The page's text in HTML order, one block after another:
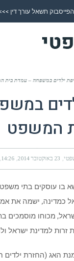
תשאל עורך דין
ילדים במשפחה – עמדת בית
המשפט
23 באוקטובר 2014 14:26
בו עוסקים בתי
כמדינה, ישמה את
מכוחו מוסמכים
זרות למדינת ישראל
האג (החזרת ילדים